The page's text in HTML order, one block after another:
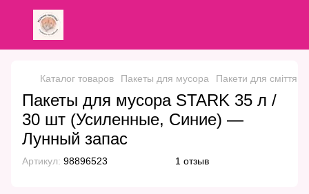
Каталог товаров Пакеты для мусора Пакети для сміття
Пакеты для мусора STARK 35 л /
30 шт (Усиленные, Синие) —
Лунный запас
Артикул: 98896523 1 отзыв